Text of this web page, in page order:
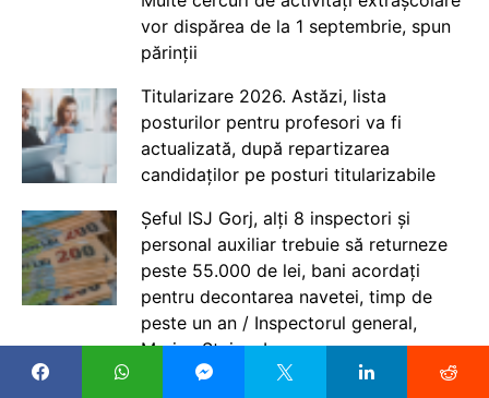
vor dispărea de la 1 septembrie, spun
părinții
Titularizare 2026. Astăzi, lista
posturilor pentru profesori va fi
actualizată, după repartizarea
candidaților pe posturi titularizabile
Șeful ISJ Gorj, alți 8 inspectori și
personal auxiliar trebuie să returneze
peste 55.000 de lei, bani acordați
pentru decontarea navetei, timp de
peste un an / Inspectorul general,
Marian Staicu: La vremea aceea nu
eram inspector șef. ISJ ne-a cerut să